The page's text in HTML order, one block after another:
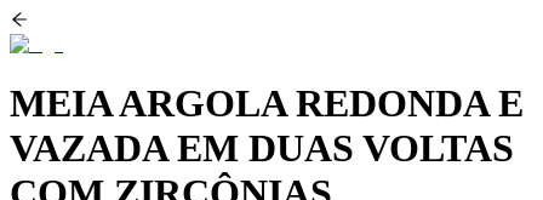
MEIA ARGOLA REDONDA E
VAZADA EM DUAS VOLTAS